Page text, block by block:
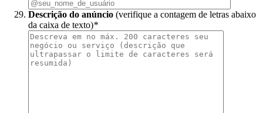
Descrição do anúncio (verifique a contagem de letras abaixo
da caixa de texto)*